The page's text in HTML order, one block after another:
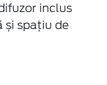
inclus
și spațiu de